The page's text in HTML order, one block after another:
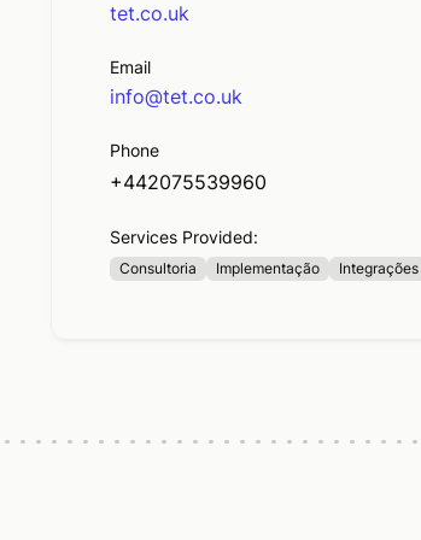
tet.co.uk
Email
info@tet.co.uk
Phone
+442075539960
Services Provided:
Consultoria Implementação Integrações